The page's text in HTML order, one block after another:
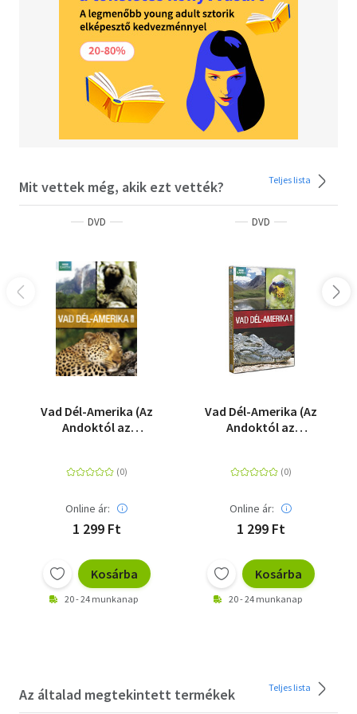
Mit vettek még, akik ezt vették? Teljes lista
DVD
Vad Dél-Amerika (Az
Andoktól az
Online ár:
1 299 Ft
Kosárba
20 - 24 munkanap
DVD
Vad Dél-Amerika (Az
Andoktól az
Online ár:
1 299 Ft
Kosárba
20 - 24 munkanap
Az általad megtekintett termékek Teljes lista